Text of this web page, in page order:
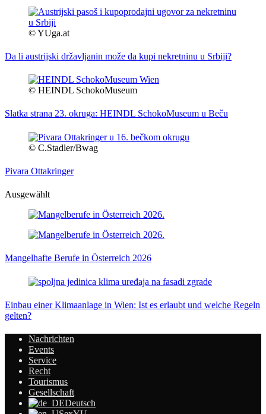
© YUga.at
Da li austrijski državljanin može da kupi nekretninu u Srbiji?
© HEINDL SchokoMuseum
Slatka strana 23. okruga: HEINDL SchokoMuseum u Beču
© C.Stadler/Bwag
Pivara Ottakringer
Ausgewählt
Mangelhafte Berufe in Österreich 2026
Einbau einer Klimaanlage in Wien: Ist es erlaubt und welche Regeln
gelten?
Nachrichten
Events
Service
Recht
Tourismus
Gesellschaft
Deutsch